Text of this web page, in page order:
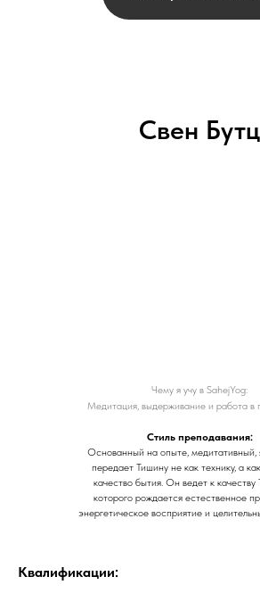
Свен Бутц
Чему я учу в SahejYog:
Медитация, выдерживание и работа в
Стиль преподавания:
Основанный на опыте, медитативный,
передает Тишину не как технику, а
качество бытия. Он ведет к
которого рождается естественное
энергетическое восприятие и
Квалификации: